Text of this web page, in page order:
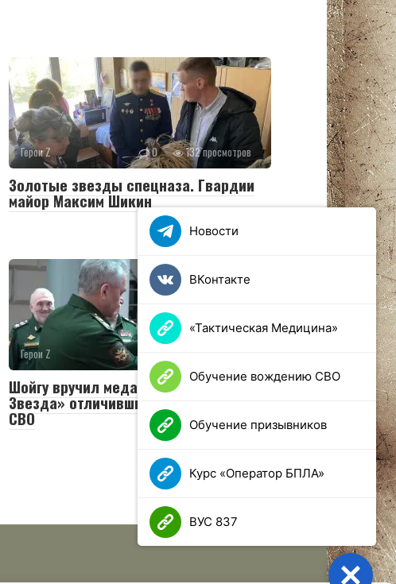
Герои Z 0 132 просмотров
Золотые звезды спецназа. Гвардии
майор Максим Шикин
Герои Z
Шойгу вручил медали «Золотая
Звезда» отличившимся участникам
СВО
Новости
ВКонтакте
«Тактическая Медицина»
Обучение вождению СВО
Обучение призывников
Курс «Оператор БПЛА»
ВУС 837
Close